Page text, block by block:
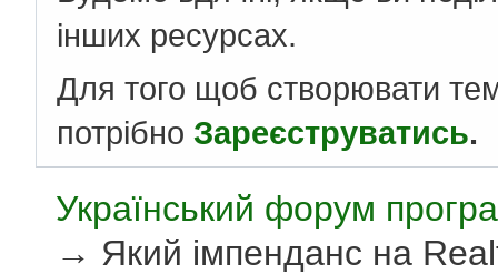
інших ресурсах.
Для того щоб створювати
потрібно Зареєструватись.
Український форум
→ Який імпенданс на